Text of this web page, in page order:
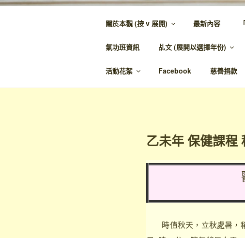
跳
金蘭觀 –
金蘭至誠，神人溫馨，
關於本觀 (按 v 展開) 最新內容
氣功班資訊 乩文 (展開以選擇年份)
活動花絮 Facebook 慈善捐款
乙未年 保健課程
時值秋天，立秋處暑，稱